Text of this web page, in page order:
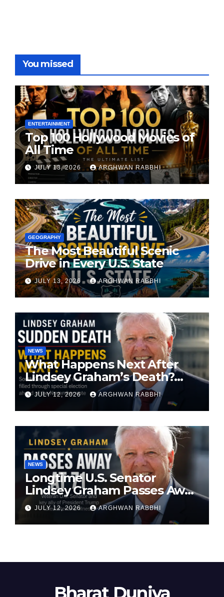
You missed
ENTERTAINMENT
Top 100 Hollywood Movies of
All Time
JULY 13, 2026 ARGHWAN RABBHI
GEOGRAPHY
The Most Beautiful Scenic
Drive in Every U.S. State
JULY 13, 2026 ARGHWAN RABBHI
NEWS
What Happens Next After
Lindsey Graham’s Death?
South Carolina Senate Seat
Faces Special Election
JULY 12, 2026 ARGHWAN RABBHI
NEWS
Longtime U.S. Senator
Lindsey Graham Passes Away
at 71
JULY 12, 2026 ARGHWAN RABBHI